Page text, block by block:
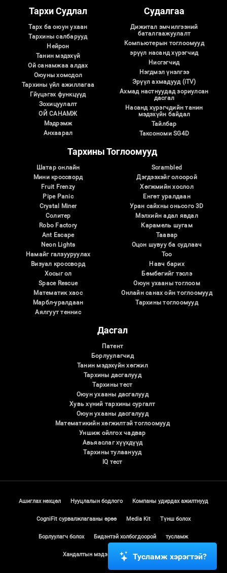
Тархи Судлал
Тарх ба оюун ухаан
Тархины салбарууд
Нейрон
Танин мэдэхүй
Ой санамжаа алдах
Оюуны хомсдол
Тархины үйл ажиллагаа
Гйүцэгэх функцүүд
Зохицуулалт
ОЙ САНАМЖ
Мэдрэмж
Анхаарал
Судалгаа
Дижитал эмчилгээний
баталгаажуулалт
Компьютерын тоглоомууд
эрүүл насанд хүрэгчид
Нисгэгчид
Нэгдмэл үнэлгээ
Эрүүл ахмадууд (iTV)
Ахмад настнуудад зориулсан
дасгал
Насанд хүрэгчдийн танин
мэдэхүйн байдал
Тайлбар
Таксономи SG4D
Тархины Тоглоомууд
Шатар онлайн
Мини кроссворд
Fruit Frenzy
Pipe Panic
Crystal Miner
Солитер
Robo Factory
Ant Escape
Neon Lights
Намайг галзууруулах
Визуал кроссворд
Хосыг ол
Space Rescue
Математик хаос
Марбл-уралдаан
Аялгуут теннис
Scrambled
Дэгдээхэйг олоорой
Хөгжмийн хослол
Eнгөт уралдаан
Уран сайхны оньсого 3D
Мэлхийн адал явдал
Карамель шугам
Таавар
Оцон шувуу ба судлаач
Тоо
Навч барих
Бөмбөгийг тэслэ
Оюун ухааны тоглоом
Онлайн санах ойн тоглоомууд
Тархины тоглоомууд
Дасгал
Патент
Борлуулагчид
Танин мэдэхүйн хөгжил
Тархины дасгалууд
Тархины тест
Оюун ухааны дасгалууд
Хувь хүний ​​тархины сургалт
Оюун ухааны дасгалууд
Математикийн хөгжилтэй тоглоомууд
Уншиж ойлгох чадвар
Авьяаслаг хүүхдүүд
Тархины тулаанууд
IQ тест
Ашиглах нөхцөл Нууцлалын бодлого Компаны удирдах ажилтнууд
CogniFit сурвалжлагааны өрөө Media Kit Түнш болох
Борлуулагч болох Бидэнтэй холбогдоорой тусламж
Хандалтын мэдэгдэл Итгэлийн төв
Тусламж хэрэгтэй?